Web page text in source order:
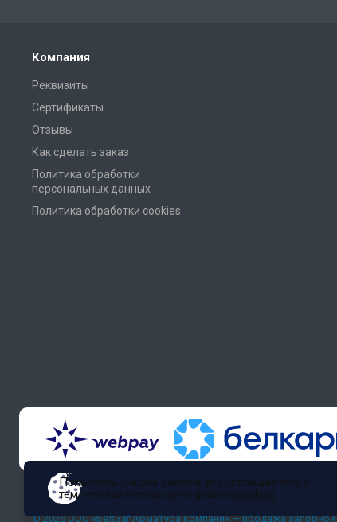
Компания
Реквизиты
Сертификаты
Отзывы
Как сделать заказ
Политика обработки
персональных данных
Политика обработки cookies
© 2026 ООО «БелЗапАрматура компани» — продажа
Пользуясь нашим сайтом, вы соглашаетесь с
тем, что мы используем файлы cookies